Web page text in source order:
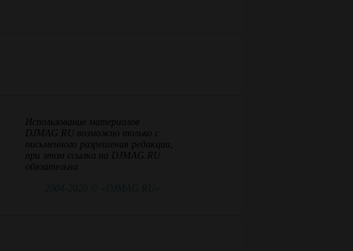
Использование материалов
DJMAG.RU возможно только с
письменного разрешения редакции,
при этом ссылка на DJMAG.RU
обязательна